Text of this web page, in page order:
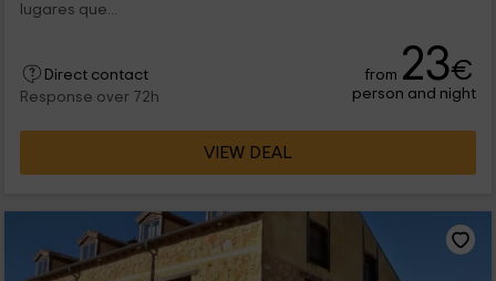
lugares que...
Direct contact
Response over 72h
from 23€
person and night
VIEW DEAL